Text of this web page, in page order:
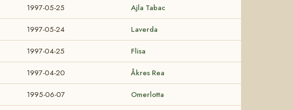
1997-05-25 Ajla Tabac
1997-05-24 Laverda
1997-04-25 Flisa
1997-04-20 Åkres Rea
1995-06-07 Omerlotta